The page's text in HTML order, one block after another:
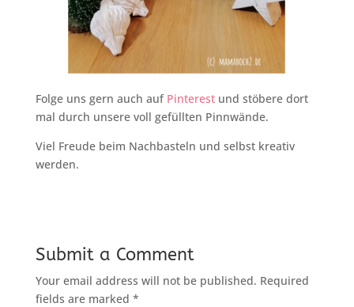
Folge uns gern auch auf Pinterestund stöbere dort
mal durch unsere voll gefüllten Pinnwände.
Viel Freude beim Nachbasteln und selbst kreativ
werden.
Submit a Comment
Your email address will not be published. Required
fields are marked *